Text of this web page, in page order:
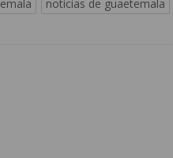
noticias de guaetemala